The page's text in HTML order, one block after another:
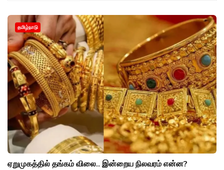
தமிழ்நாடு
ஏறுமுகத்தில் தங்கம் விலை.. இன்றைய நிலவரம் என்ன?